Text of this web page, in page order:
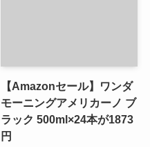
【Amazonセール】ワンダ
モーニングアメリカーノ ブ
ラック 500ml×24本が1873
円